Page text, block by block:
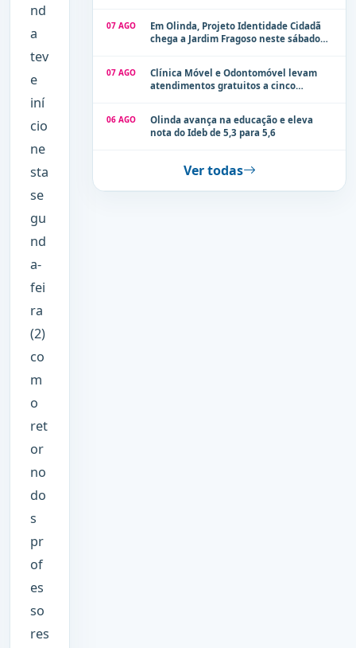
nd
a
tev
e
iní
cio
ne
sta
se
gu
nd
a-
fei
ra
(2)
co
m
o
ret
or
no
do
s
pr
of
es
so
res
07 AGO
Em Olinda, Projeto Identidade Cidadã
chega a Jardim Fragoso neste sábado
07 AGO
Clínica Móvel e Odontomóvel levam
atendimentos gratuitos a cinco
06 AGO
Olinda avança na educação e eleva
nota do Ideb de 5,3 para 5,6
Ver todas